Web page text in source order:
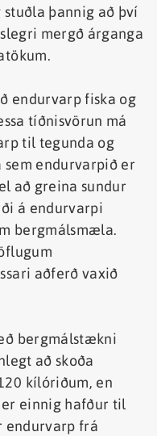
þannig að því
mergð árganga
endurvarp fiska og
tíðnisvörun má
til tegunda og
endurvarpið er
að greina sundur
á endurvarpi
bergmálsmæla.
aðferð vaxið
bergmálstækni
að skoða
kílóriðum, en
einnig hafður til
endurvarp frá